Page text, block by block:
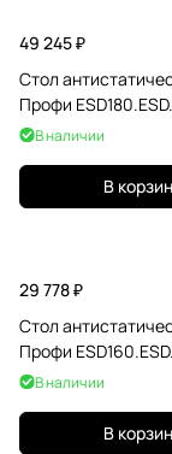
49 245 ₽
Стол
Профи
В наличии
В
29 778 ₽
Стол
Профи
В наличии
В